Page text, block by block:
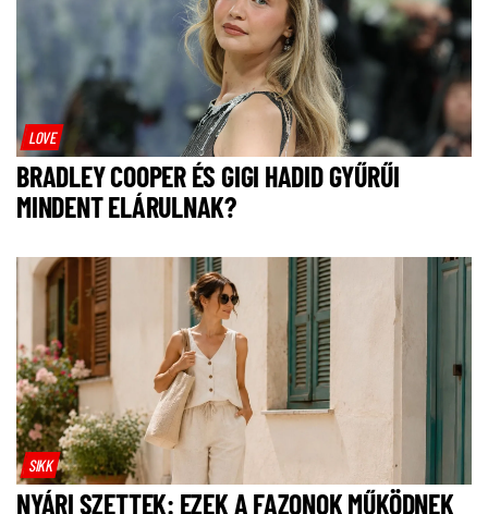
LOVE
BRADLEY COOPER ÉS GIGI HADID GYŰRŰI
MINDENT ELÁRULNAK?
SIKK
NYÁRI SZETTEK: EZEK A FAZONOK MŰKÖDNEK